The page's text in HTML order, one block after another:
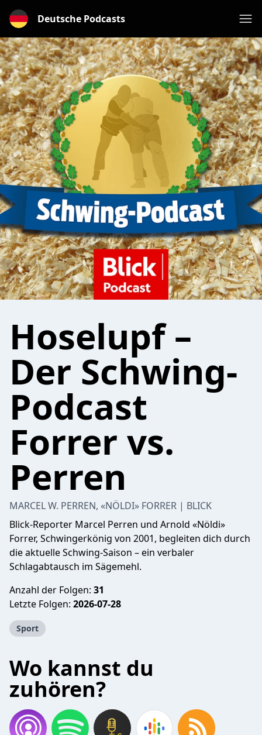
Deutsche Podcasts
Hoselupf –
Der Schwing-
Podcast
Forrer vs.
Perren
MARCEL W. PERREN, «NÖLDI» FORRER | BLICK
Blick-Reporter Marcel Perren und Arnold «Nöldi»
Forrer, Schwingerkönig von 2001, begleiten dich durch
die aktuelle Schwing-Saison – ein verbaler
Schlagabtausch im Sägemehl.
Anzahl der Folgen: 31
Letzte Folgen: 2026-07-28
Sport
Wo kannst du
zuhören?